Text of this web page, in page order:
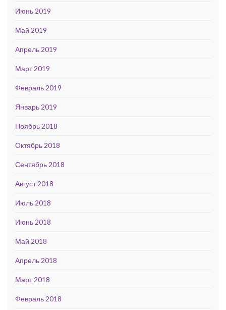
Июнь 2019
Май 2019
Апрель 2019
Март 2019
Февраль 2019
Январь 2019
Ноябрь 2018
Октябрь 2018
Сентябрь 2018
Август 2018
Июль 2018
Июнь 2018
Май 2018
Апрель 2018
Март 2018
Февраль 2018